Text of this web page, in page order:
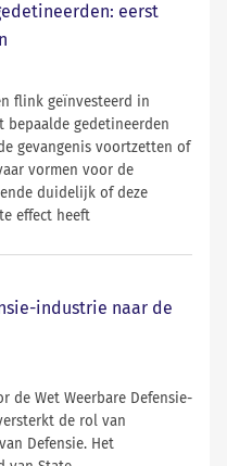
eerst
flink geïnvesteerd in
bepaalde gedetineerden
gevangenis voortzetten of
vormen voor de
duidelijk of deze
effect heeft
industrie naar de
de Wet Weerbare Defensie-
de rol van
Defensie. Het